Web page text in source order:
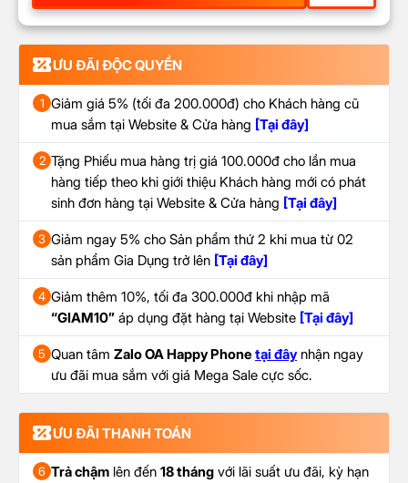
ƯU ĐÃI ĐỘC QUYỀN
1 Giảm giá 5% (tối đa 200.000đ) cho Khách hàng cũ
mua sắm tại Website & Cửa hàng [Tại đây]
2 Tặng Phiếu mua hàng trị giá 100.000đ cho lần mua
hàng tiếp theo khi giới thiệu Khách hàng mới có phát
sinh đơn hàng tại Website & Cửa hàng [Tại đây]
3 Giảm ngay 5% cho Sản phẩm thứ 2 khi mua từ 02
sản phẩm Gia Dụng trở lên [Tại đây]
4 Giảm thêm 10%, tối đa 300.000đ khi nhập mã
“GIAM10” áp dụng đặt hàng tại Website [Tại đây]
5 Quan tâm Zalo OA Happy Phone tại đâynhận ngay
ưu đãi mua sắm với giá Mega Sale cực sốc.
ƯU ĐÃI THANH TOÁN
6 Trả chậm lên đến 18 tháng với lãi suất ưu đãi, kỳ hạn